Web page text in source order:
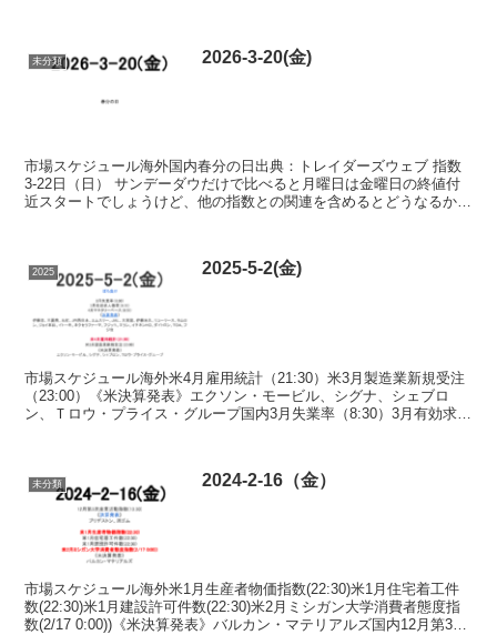
未分類 2026-3-20(金)
市場スケジュール海外国内春分の日出典：トレイダーズウェブ 指数
3-22日（日） サンデーダウだけで比べると月曜日は金曜日の終値付
近スタートでしょうけど、他の指数との関連を含めるとどうなるか
2025 2025-5-2(金)
市場スケジュール海外米4月雇用統計（21:30）米3月製造業新規受注
（23:00）《米決算発表》エクソン・モービル、シグナ、シェブロ
ン、Ｔロウ・プライス・グループ国内3月失業率（8:30）3月有効求人
未分類 2024-2-16（金）
市場スケジュール海外米1月生産者物価指数(22:30)米1月住宅着工件
数(22:30)米1月建設許可件数(22:30)米2月ミシガン大学消費者態度指
数(2/17 0:00))《米決算発表》バルカン・マテリアルズ国内12月第3次